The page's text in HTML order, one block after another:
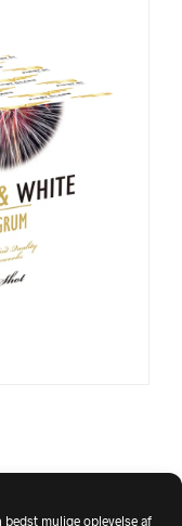
bedst mulige oplevelse af